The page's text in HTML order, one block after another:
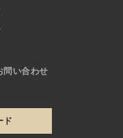
問い合わせ
ド